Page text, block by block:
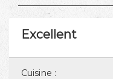
Excellent
Cuisine :